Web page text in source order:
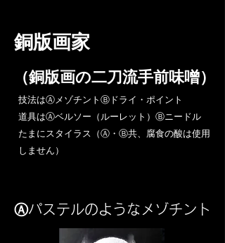
​銅版画家
​（銅版画の二刀流手前味噌）
​技法はⒶメゾチントⒷドライ・ポイント
道具はⒶベルソー（ルーレット）Ⓑニードル
​たまにスタイラス（Ⓐ・Ⓑ共、腐食の酸は使用
しません）
Ⓐパステルのようなメゾチント